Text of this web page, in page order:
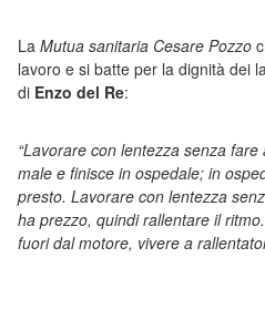
La Mutua sanitaria Cesare Pozzo
lavoro e si batte per la dignità dei
di Enzo del Re:
“Lavorare con lentezza senza
male e finisce in ospedale; in
presto. Lavorare con lentezza
ha prezzo, quindi rallentare il
fuori dal motore, vivere a